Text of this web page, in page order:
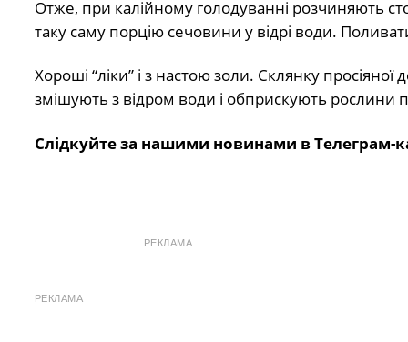
Отже, при калійному голодуванні розчиняють
таку саму порцію сечовини у відрі води.
Хороші “ліки” і з настою золи. Склянку
змішують з відром води і обприскують рослини
Слідкуйте за нашими новинами в Телеграм-
РЕКЛАМА
РЕКЛАМА